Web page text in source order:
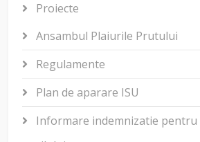
Proiecte
Ansambul Plaiurile Prutului
Regulamente
Plan de aparare ISU
Informare indemnizatie pentru